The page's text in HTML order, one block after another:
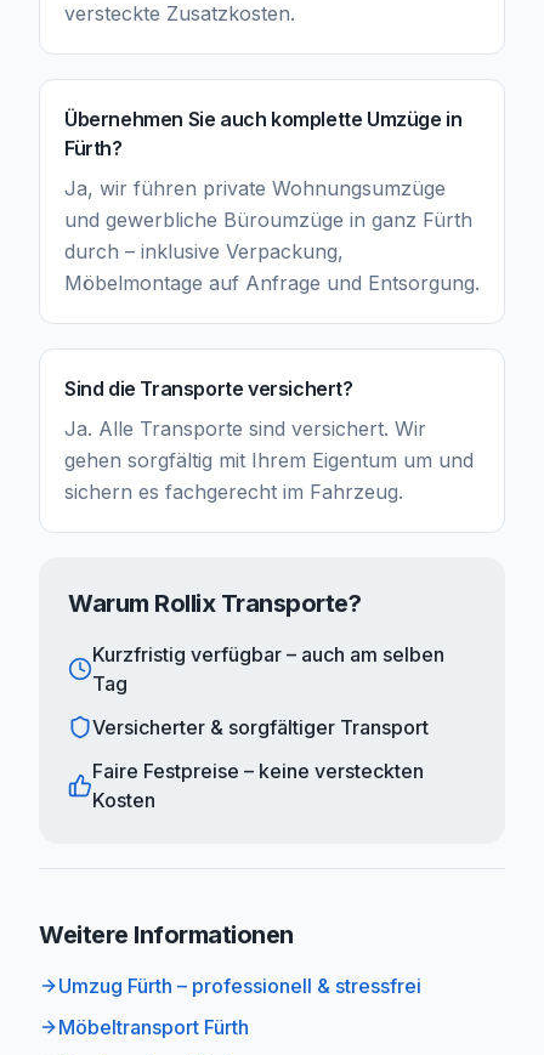
versteckte Zusatzkosten.
Übernehmen Sie auch komplette Umzüge in
Fürth?
Ja, wir führen private Wohnungsumzüge
und gewerbliche Büroumzüge in ganz Fürth
durch – inklusive Verpackung,
Möbelmontage auf Anfrage und Entsorgung.
Sind die Transporte versichert?
Ja. Alle Transporte sind versichert. Wir
gehen sorgfältig mit Ihrem Eigentum um und
sichern es fachgerecht im Fahrzeug.
Warum Rollix Transporte?
Kurzfristig verfügbar – auch am selben
Tag
Versicherter & sorgfältiger Transport
Faire Festpreise – keine versteckten
Kosten
Weitere Informationen
Umzug Fürth – professionell & stressfrei
Möbeltransport Fürth